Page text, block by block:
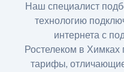
Наш специалист
технологию
интернета с
Ростелеком в Химках
тарифы,